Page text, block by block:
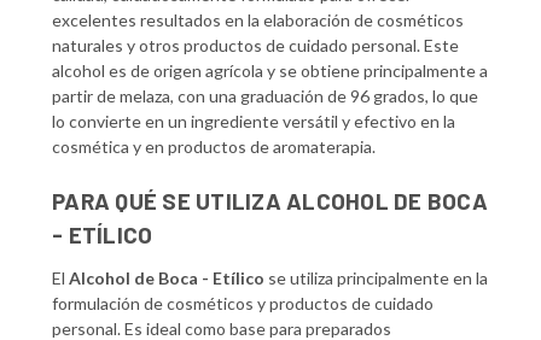
excelentes resultados en la elaboración de cosméticos
naturales y otros productos de cuidado personal. Este
alcohol es de origen agrícola y se obtiene principalmente a
partir de melaza, con una graduación de 96 grados, lo que
lo convierte en un ingrediente versátil y efectivo en la
cosmética y en productos de aromaterapia.
PARA QUÉ SE UTILIZA ALCOHOL DE BOCA
- ETÍLICO
El Alcohol de Boca - Etílico se utiliza principalmente en la
formulación de cosméticos y productos de cuidado
personal. Es ideal como base para preparados